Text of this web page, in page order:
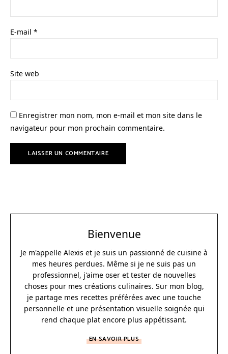
E-mail *
Site web
Enregistrer mon nom, mon e-mail et mon site dans le
navigateur pour mon prochain commentaire.
Bienvenue
Je m'appelle Alexis et je suis un passionné de cuisine à
mes heures perdues. Même si je ne suis pas un
professionnel, j'aime oser et tester de nouvelles
choses pour mes créations culinaires. Sur mon blog,
je partage mes recettes préférées avec une touche
personnelle et une présentation visuelle soignée qui
rend chaque plat encore plus appétissant.
EN SAVOIR PLUS